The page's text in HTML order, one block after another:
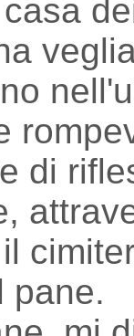
di
pane.